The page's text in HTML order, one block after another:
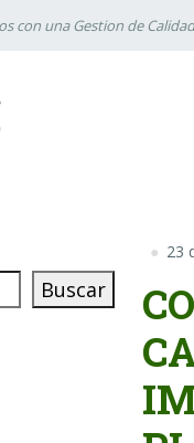
con una Gestion de Calidad
23
Buscar